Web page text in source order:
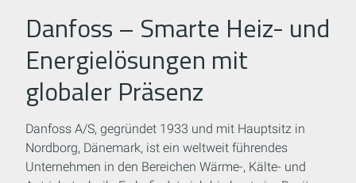
Danfoss – Smarte Heiz- und
Energielösungen mit
globaler Präsenz
Danfoss A/S, gegründet 1933 und mit Hauptsitz in
Nordborg, Dänemark, ist ein weltweit führendes
Unternehmen in den Bereichen Wärme-, Kälte- und